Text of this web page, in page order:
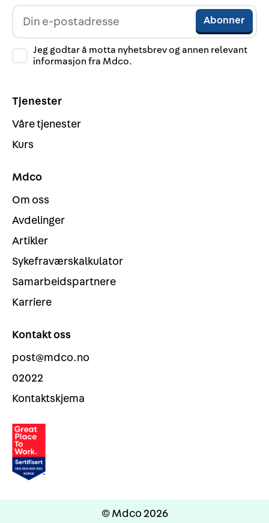
Jeg godtar å motta nyhetsbrev og annen relevant
informasjon fra Mdco.
Tjenester
Våre tjenester
Kurs
Mdco
Om oss
Avdelinger
Artikler
Sykefraværskalkulator
Samarbeidspartnere
Karriere
Kontakt oss
post@mdco.no
02022
Kontaktskjema
© Mdco 2026